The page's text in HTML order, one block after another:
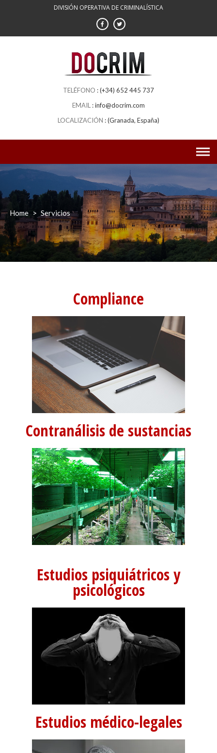
DIVISIÓN OPERATIVA DE CRIMINALÍSTICA
(+34) 652 445 737
info@docrim.com
(Granada, España)
Home > Servicios
Compliance
Contranálisis de sustancias
Estudios psiquiátricos y
psicológicos
Estudios médico-legales